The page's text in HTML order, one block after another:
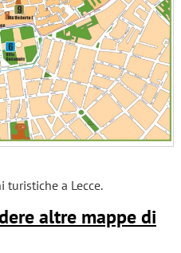
turistiche a Lecce.
altre mappe di